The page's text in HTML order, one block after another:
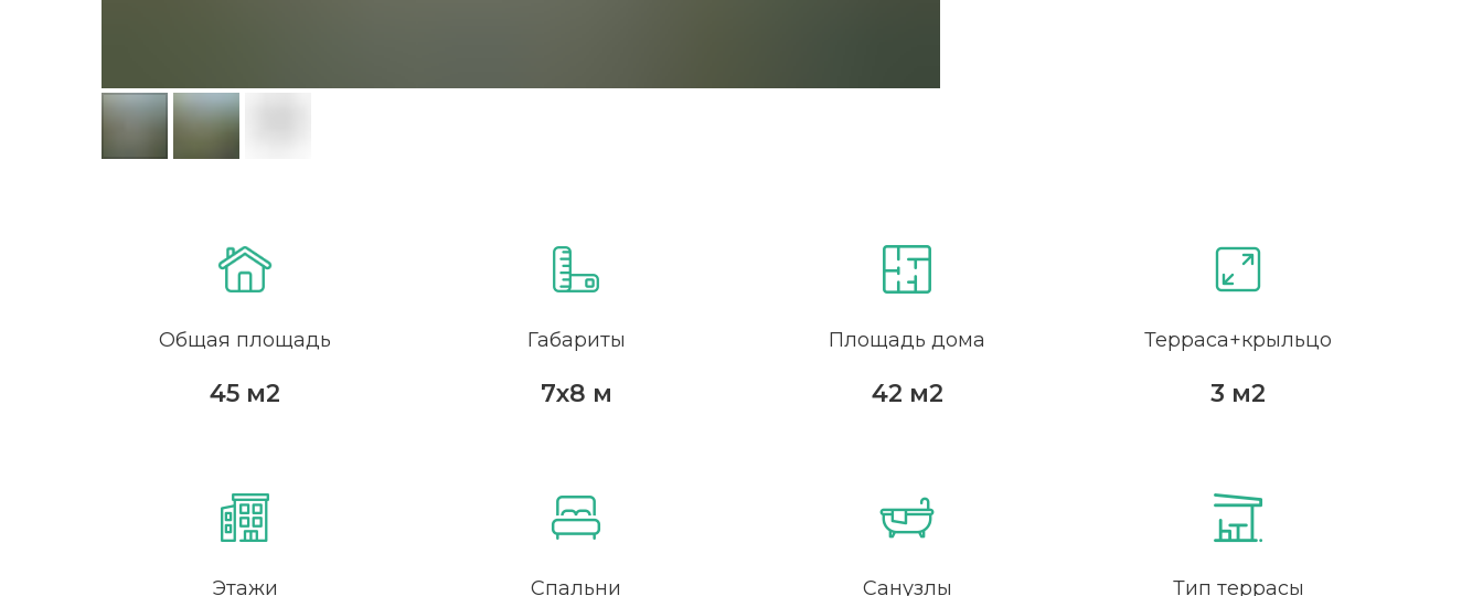
Общая площадь
45 м2
Габариты
7х8 м
Площадь дома
42 м2
Терраса+крыльцо
3 м2
Этажи Спальни Санузлы Тип террасы